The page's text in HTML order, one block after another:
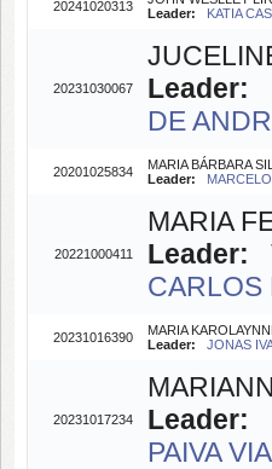
20241020313
Leader:
KATIA
20231030067
Leader:
DE
20201025834
MARIA BÁRBARA
Leader:
20221000411
MARIA
Leader:
CARLOS
20231016390
MARIA
Leader:
JONAS
20231017234
Leader:
PAIVA